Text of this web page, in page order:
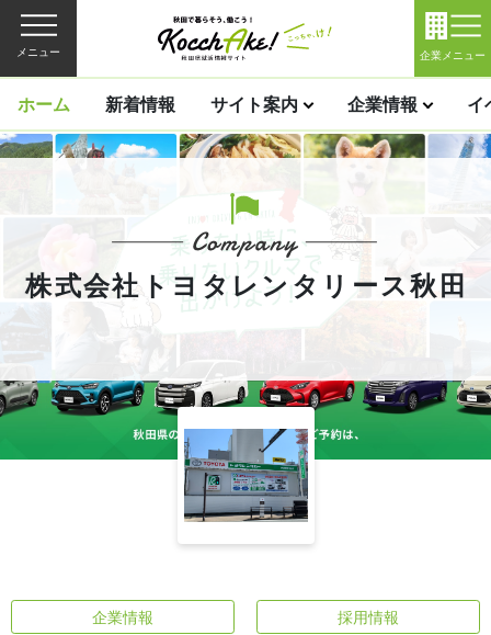
メニュー 企業メニュー
ホーム 新着情報 サイト案内 企業情報 イ
株式会社トヨタレンタリース秋田
企業情報 採用情報